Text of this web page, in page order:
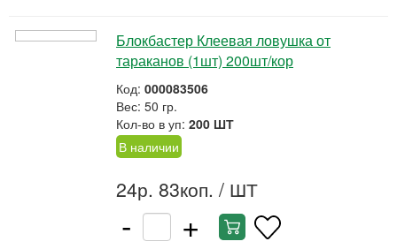
Блокбастер Клеевая ловушка от
тараканов (1шт) 200шт/кор
Код: 000083506
Вес: 50 гр.
Кол-во в уп: 200 ШТ
В наличии
24р. 83коп. / ШТ
- +